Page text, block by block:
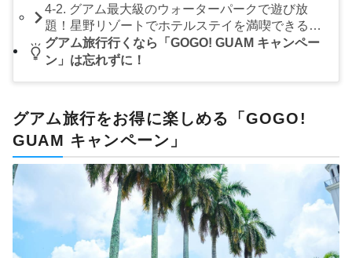
4-2. グアム最大級のウォーターパークで遊び放
題！星野リゾートでホテルステイを満喫できるツ
アー
グアム旅行行くなら「GOGO! GUAM キャンペー
ン」は忘れずに！
グアム旅行をお得に楽しめる「GOGO!
GUAM キャンペーン」